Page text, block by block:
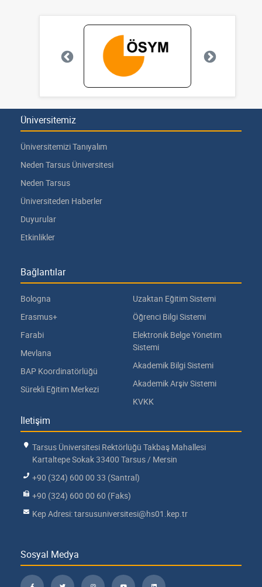
Üniversitemiz
Üniversitemizi Tanıyalım
Neden Tarsus Üniversitesi
Neden Tarsus
Üniversiteden Haberler
Duyurular
Etkinlikler
Bağlantılar
Bologna
Erasmus+
Farabi
Mevlana
BAP Koordinatörlüğü
Sürekli Eğitim Merkezi
Uzaktan Eğitim Sistemi
Öğrenci Bilgi Sistemi
Elektronik Belge Yönetim
Sistemi
Akademik Bilgi Sistemi
Akademik Arşiv Sistemi
KVKK
İletişim
Tarsus Üniversitesi Rektörlüğü Takbaş Mahallesi
Kartaltepe Sokak 33400 Tarsus / Mersin
+90 (324) 600 00 33 (Santral)
+90 (324) 600 00 60 (Faks)
Kep Adresi: tarsusuniversitesi@hs01.kep.tr
Sosyal Medya